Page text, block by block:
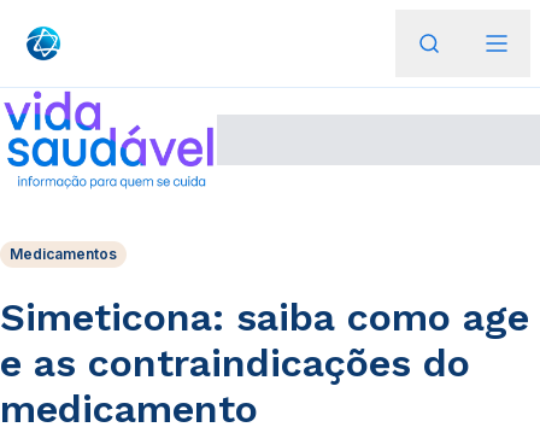
Medicamentos
Simeticona: saiba como age
e as contraindicações do
medicamento